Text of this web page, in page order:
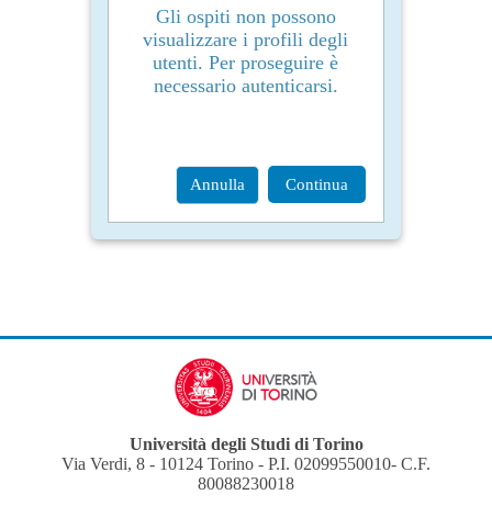
Gli ospiti non possono
visualizzare i profili degli
utenti. Per proseguire è
necessario autenticarsi.
Annulla Continua
Università degli Studi di Torino
Via Verdi, 8 - 10124 Torino - P.I. 02099550010- C.F.
80088230018